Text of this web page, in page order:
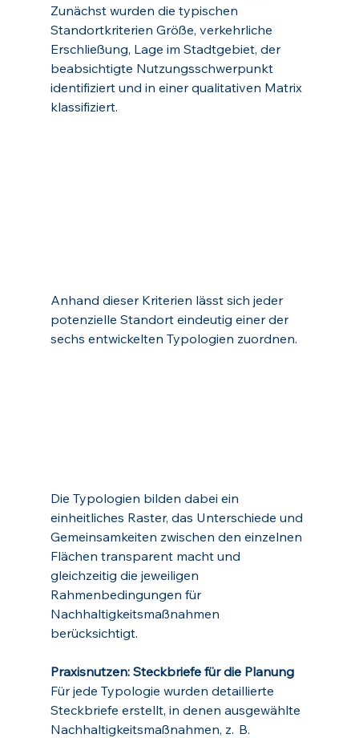
Zunächst wurden die typischen
Standortkriterien Größe, verkehrliche
Erschließung, Lage im Stadtgebiet, der
beabsichtigte Nutzungsschwerpunkt
identifiziert und in einer qualitativen Matrix
klassifiziert.
Anhand dieser Kriterien lässt sich jeder
potenzielle Standort eindeutig einer der
sechs entwickelten Typologien zuordnen.
Die Typologien bilden dabei ein
einheitliches Raster, das Unterschiede und
Gemeinsamkeiten zwischen den einzelnen
Flächen transparent macht und
gleichzeitig die jeweiligen
Rahmenbedingungen für
Nachhaltigkeitsmaßnahmen
berücksichtigt.
Praxisnutzen: Steckbriefe für die Planung
Für jede Typologie wurden detaillierte
Steckbriefe erstellt, in denen ausgewählte
Nachhaltigkeitsmaßnahmen, z.  B.